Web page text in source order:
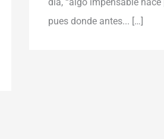
pues donde antes... […]